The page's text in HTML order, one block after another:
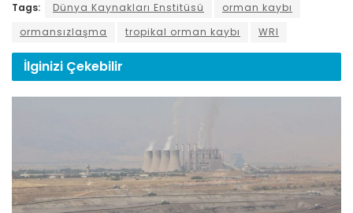
Tags: Dünya Kaynakları Enstitüsü
orman kaybı
ormansızlaşma
tropikal orman kaybı WRI
İlginizi Çekebilir